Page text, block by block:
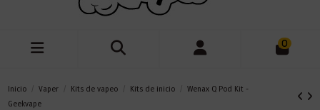
0
Inicio Vaper Kits de vapeo Kits de inicio
Wenax Q Pod Kit -
Geekvape